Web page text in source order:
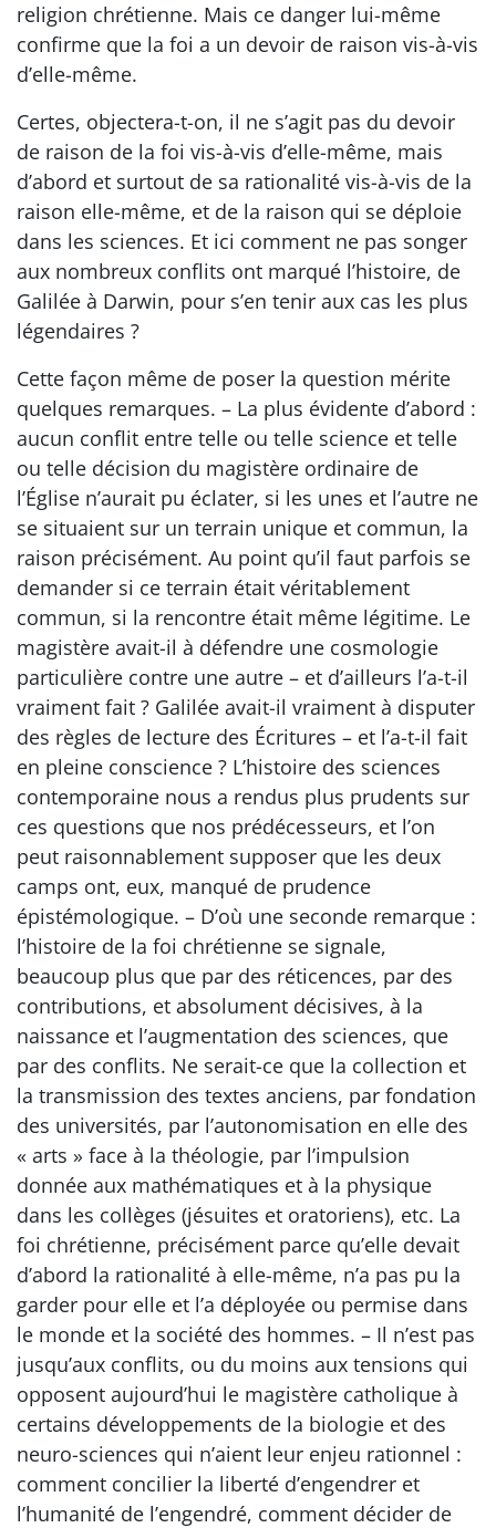
religion chrétienne. Mais ce danger lui-même
confirme que la foi a un devoir de raison vis-à-vis
d’elle-même.
Certes, objectera-t-on, il ne s’agit pas du devoir
de raison de la foi vis-à-vis d’elle-même, mais
d’abord et surtout de sa rationalité vis-à-vis de la
raison elle-même, et de la raison qui se déploie
dans les sciences. Et ici comment ne pas songer
aux nombreux conflits ont marqué l’histoire, de
Galilée à Darwin, pour s’en tenir aux cas les plus
légendaires ?
Cette façon même de poser la question mérite
quelques remarques. – La plus évidente d’abord :
aucun conflit entre telle ou telle science et telle
ou telle décision du magistère ordinaire de
l’Église n’aurait pu éclater, si les unes et l’autre ne
se situaient sur un terrain unique et commun, la
raison précisément. Au point qu’il faut parfois se
demander si ce terrain était véritablement
commun, si la rencontre était même légitime. Le
magistère avait-il à défendre une cosmologie
particulière contre une autre – et d’ailleurs l’a-t-il
vraiment fait ? Galilée avait-il vraiment à disputer
des règles de lecture des Écritures – et l’a-t-il fait
en pleine conscience ? L’histoire des sciences
contemporaine nous a rendus plus prudents sur
ces questions que nos prédécesseurs, et l’on
peut raisonnablement supposer que les deux
camps ont, eux, manqué de prudence
épistémologique. – D’où une seconde remarque :
l’histoire de la foi chrétienne se signale,
beaucoup plus que par des réticences, par des
contributions, et absolument décisives, à la
naissance et l’augmentation des sciences, que
par des conflits. Ne serait-ce que la collection et
la transmission des textes anciens, par fondation
des universités, par l’autonomisation en elle des
« arts » face à la théologie, par l’impulsion
donnée aux mathématiques et à la physique
dans les collèges (jésuites et oratoriens), etc. La
foi chrétienne, précisément parce qu’elle devait
d’abord la rationalité à elle-même, n’a pas pu la
garder pour elle et l’a déployée ou permise dans
le monde et la société des hommes. – Il n’est pas
jusqu’aux conflits, ou du moins aux tensions qui
opposent aujourd’hui le magistère catholique à
certains développements de la biologie et des
neuro-sciences qui n’aient leur enjeu rationnel :
comment concilier la liberté d’engendrer et
l’humanité de l’engendré, comment décider de